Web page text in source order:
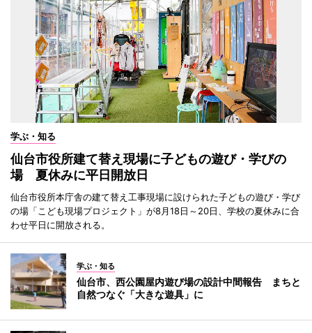
学ぶ・知る
仙台市役所建て替え現場に子どもの遊び・学びの
場 夏休みに平日開放日
仙台市役所本庁舎の建て替え工事現場に設けられた子どもの遊び・学び
の場「こども現場プロジェクト」が8月18日～20日、学校の夏休みに合
わせ平日に開放される。
学ぶ・知る
仙台市、西公園屋内遊び場の設計中間報告 まちと
自然つなぐ「大きな遊具」に